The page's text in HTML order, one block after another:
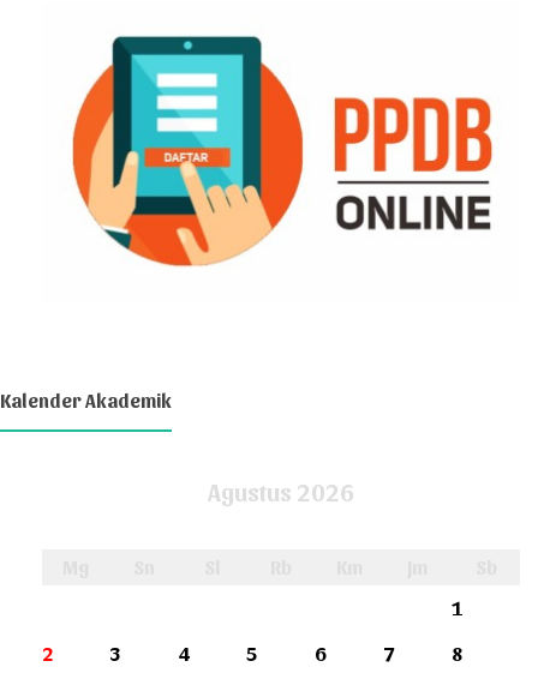
Kalender Akademik
Agustus 2026
1
2
3 4 5 6 7
8